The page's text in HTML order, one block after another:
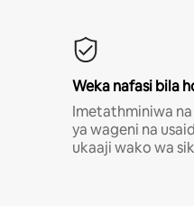
Weka nafasi bila
Imetathminiwa
ya wageni na
ukaaji wako wa